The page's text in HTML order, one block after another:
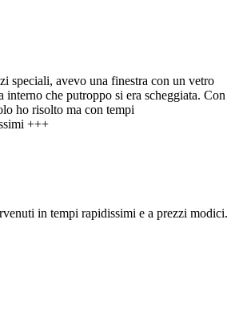
speciali, avevo una finestra con un vetro
interno che putroppo si era scheggiata. Con
ho risolto ma con tempi
+++
in tempi rapidissimi e a prezzi modici.